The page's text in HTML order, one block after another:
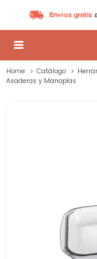

Home Catálogo
Asaderas y Manoplas